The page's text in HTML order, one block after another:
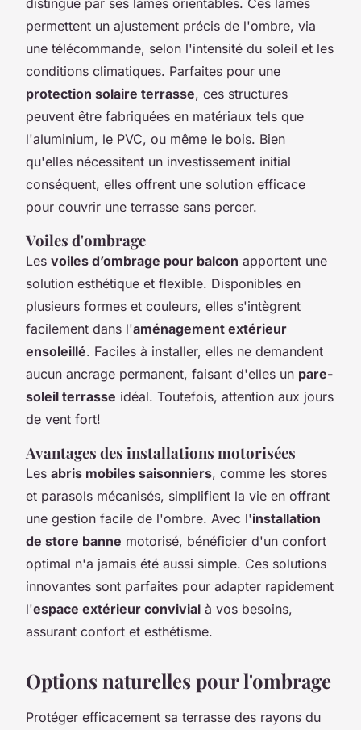
permettent un ajustement précis de l'ombre, via
une télécommande, selon l'intensité du soleil et les
conditions climatiques. Parfaites pour une
protection solaire terrasse, ces structures
peuvent être fabriquées en matériaux tels que
l'aluminium, le PVC, ou même le bois. Bien
qu'elles nécessitent un investissement initial
conséquent, elles offrent une solution efficace
pour couvrir une terrasse sans percer.
Voiles d'ombrage
Les voiles d’ombrage pour balcon apportent une
solution esthétique et flexible. Disponibles en
plusieurs formes et couleurs, elles s'intègrent
facilement dans l'aménagement extérieur
ensoleillé. Faciles à installer, elles ne demandent
aucun ancrage permanent, faisant d'elles un pare-
soleil terrasse idéal. Toutefois, attention aux jours
de vent fort!
Avantages des installations motorisées
Les abris mobiles saisonniers, comme les stores
et parasols mécanisés, simplifient la vie en offrant
une gestion facile de l'ombre. Avec l'installation
de store banne motorisé, bénéficier d'un confort
optimal n'a jamais été aussi simple. Ces solutions
innovantes sont parfaites pour adapter rapidement
l'espace extérieur convivial à vos besoins,
assurant confort et esthétisme.
Options naturelles pour l'ombrage
Protéger efficacement sa terrasse des rayons du